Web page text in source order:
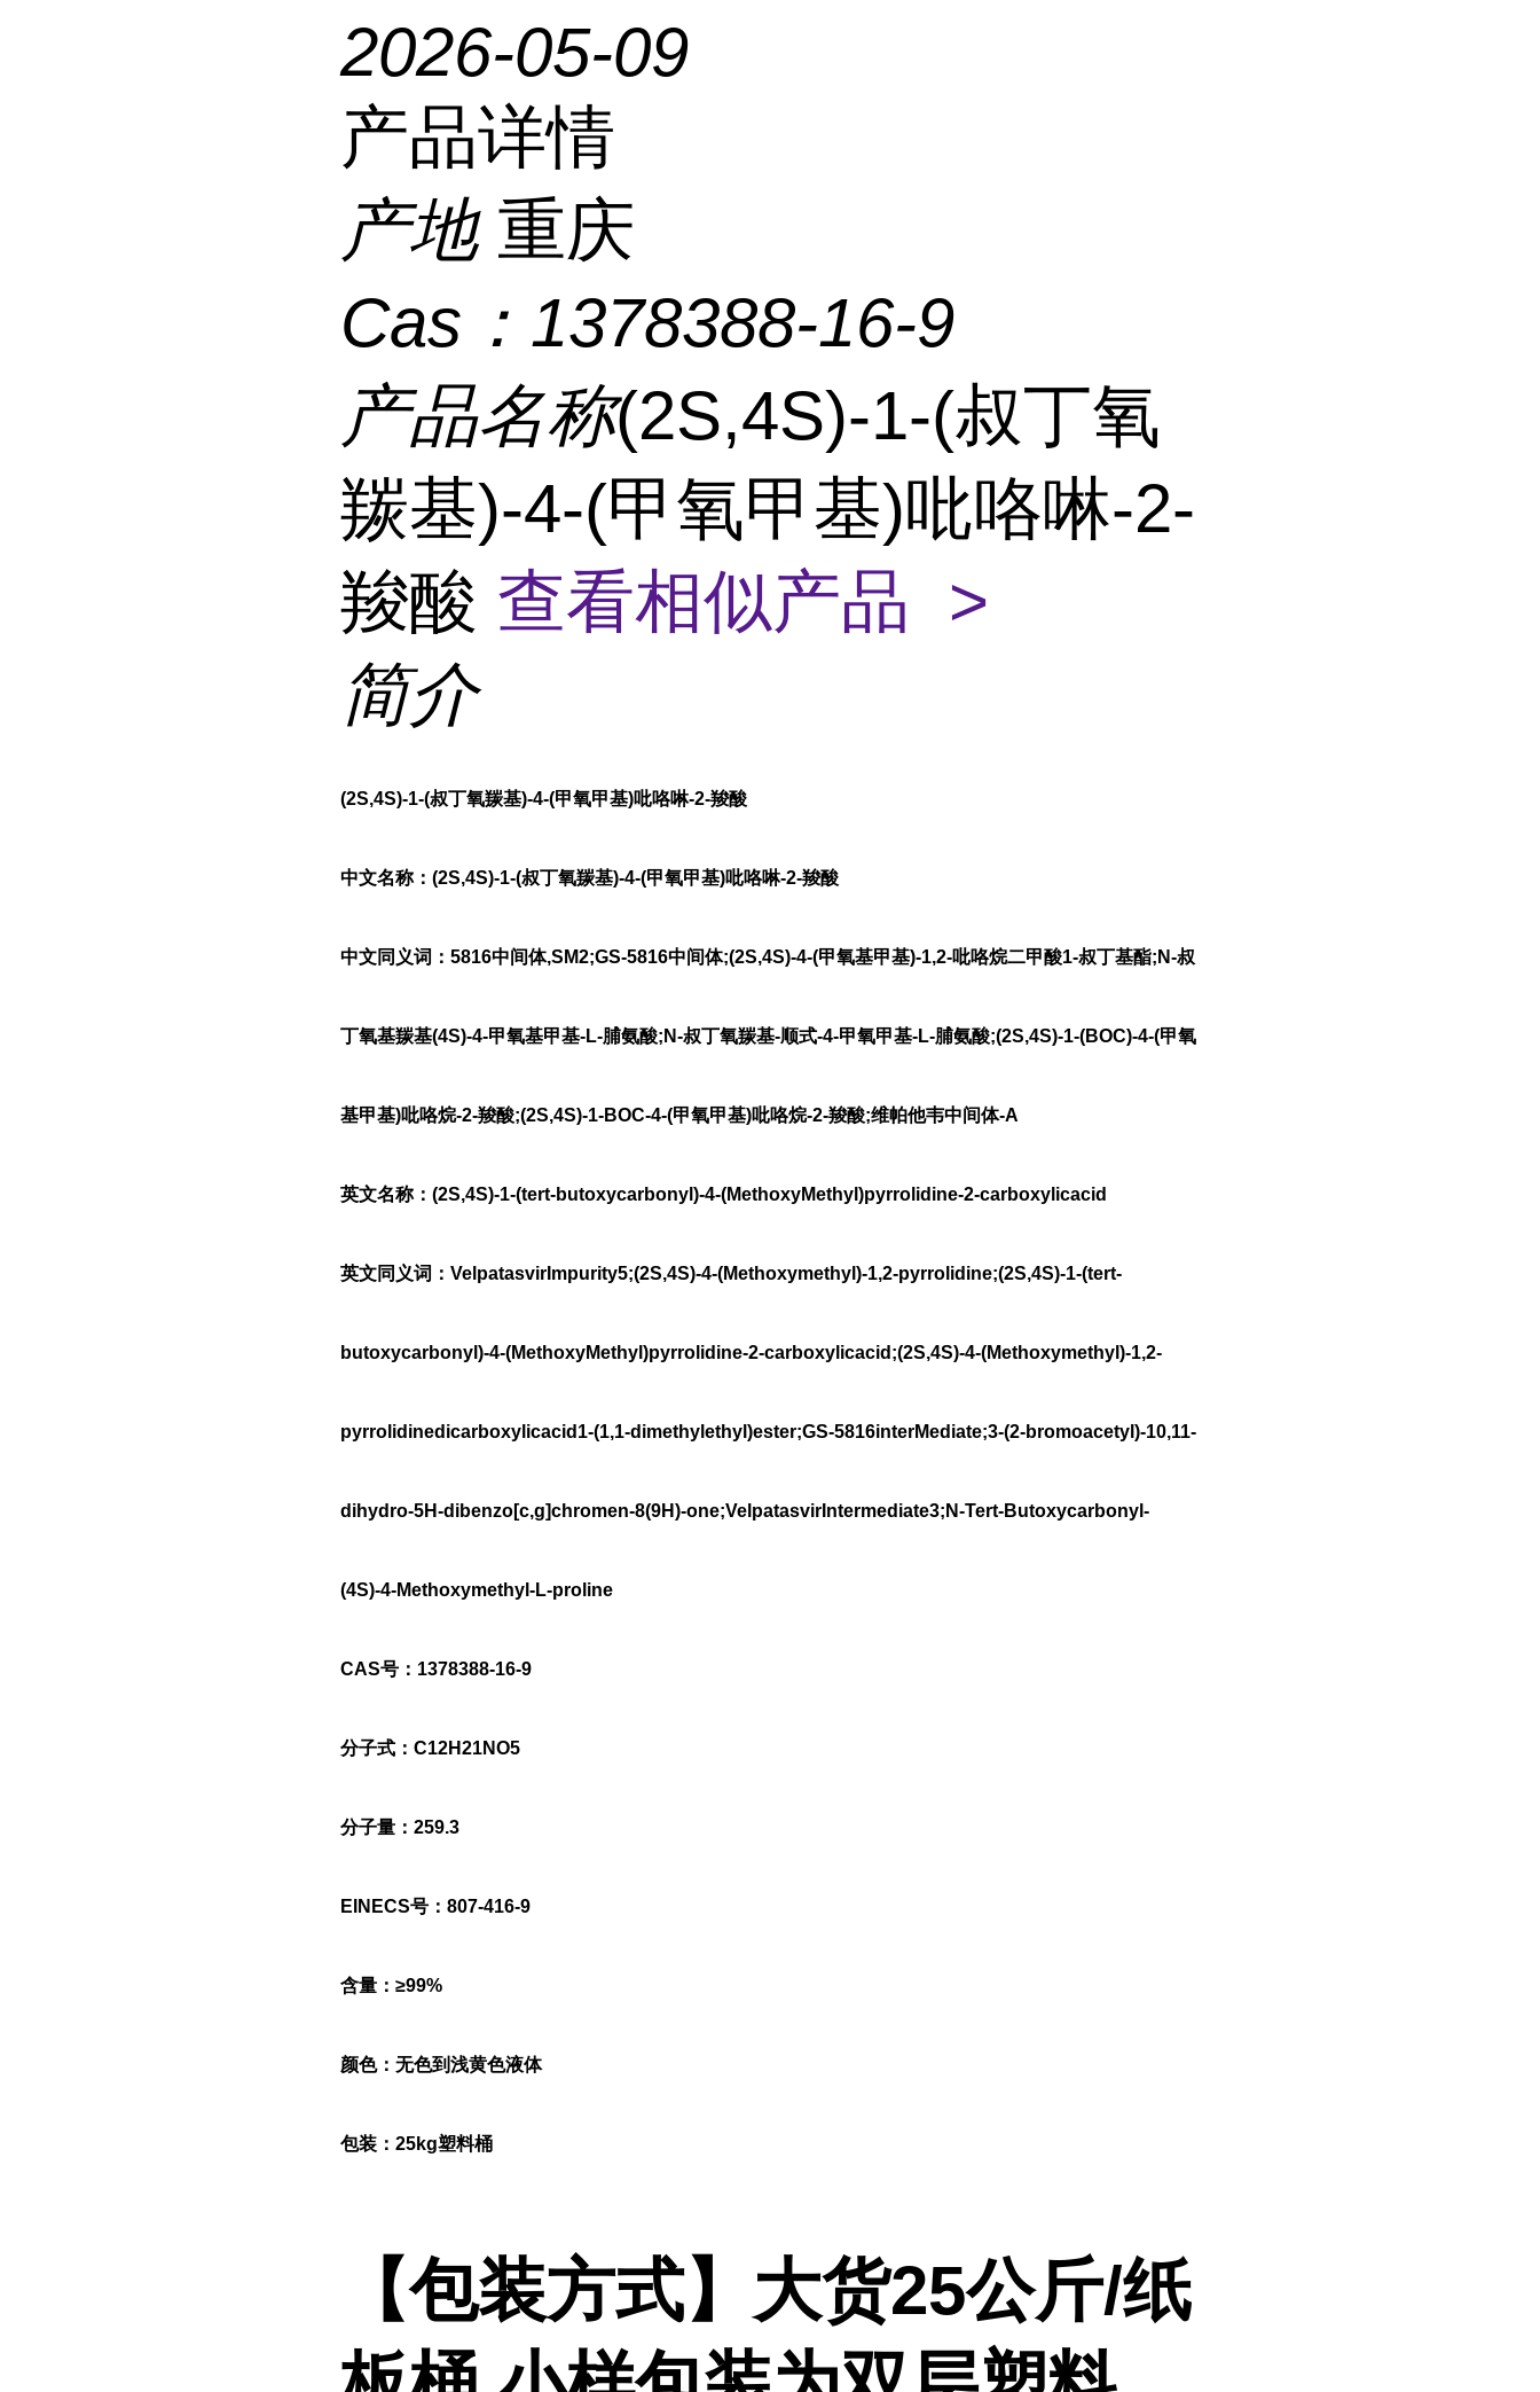
2026-05-09
产品详情
产地 重庆
Cas： 1378388-16-9
产品名称(2S,4S)-1-(叔丁氧
羰基)-4-(甲氧甲基)吡咯啉-2-
羧酸 查看相似产品 >
简介
(2S,4S)-1-(叔丁氧羰基)-4-(甲氧甲基)吡咯啉-2-羧酸
中文名称：(2S,4S)-1-(叔丁氧羰基)-4-(甲氧甲基)吡咯啉-2-羧酸
中文同义词：5816中间体,SM2;GS-5816中间体;(2S,4S)-4-(甲氧基甲基)-1,2-吡咯烷二甲酸1-叔丁基酯;N-叔
丁氧基羰基(4S)-4-甲氧基甲基-L-脯氨酸;N-叔丁氧羰基-顺式-4-甲氧甲基-L-脯氨酸;(2S,4S)-1-(BOC)-4-(甲氧
基甲基)吡咯烷-2-羧酸;(2S,4S)-1-BOC-4-(甲氧甲基)吡咯烷-2-羧酸;维帕他韦中间体-A
英文名称：(2S,4S)-1-(tert-butoxycarbonyl)-4-(MethoxyMethyl)pyrrolidine-2-carboxylicacid
英文同义词：VelpatasvirImpurity5;(2S,4S)-4-(Methoxymethyl)-1,2-pyrrolidine;(2S,4S)-1-(tert-
butoxycarbonyl)-4-(MethoxyMethyl)pyrrolidine-2-carboxylicacid;(2S,4S)-4-(Methoxymethyl)-1,2-
pyrrolidinedicarboxylicacid1-(1,1-dimethylethyl)ester;GS-5816interMediate;3-(2-bromoacetyl)-10,11-
dihydro-5H-dibenzo[c,g]chromen-8(9H)-one;VelpatasvirIntermediate3;N-Tert-Butoxycarbonyl-
(4S)-4-Methoxymethyl-L-proline
CAS号：1378388-16-9
分子式：C12H21NO5
分子量：259.3
EINECS号：807-416-9
含量：≥99%
颜色：无色到浅黄色液体
包装：25kg塑料桶
【包装方式】大货25公斤/纸